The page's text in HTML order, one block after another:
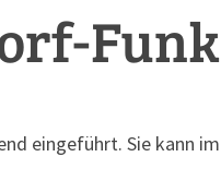
Funk
eingeführt. Sie kann im